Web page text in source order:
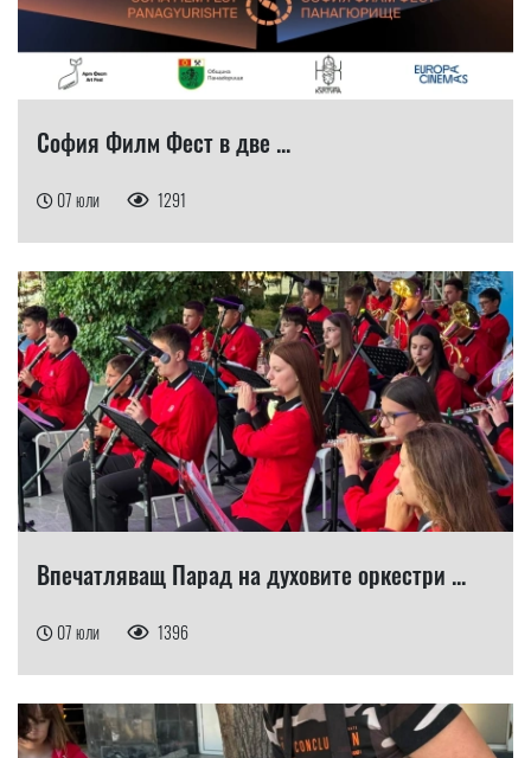
София Филм Фест в две ...
07 юли 1291
Впечатляващ Парад на духовите оркестри ...
07 юли 1396